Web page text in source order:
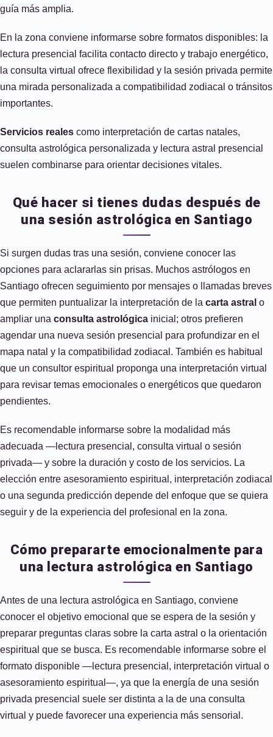
guía más amplia.
En la zona conviene informarse sobre formatos disponibles: la
lectura presencial facilita contacto directo y trabajo energético,
la consulta virtual ofrece flexibilidad y la sesión privada permite
una mirada personalizada a compatibilidad zodiacal o tránsitos
importantes.
Servicios reales como interpretación de cartas natales,
consulta astrológica personalizada y lectura astral presencial
suelen combinarse para orientar decisiones vitales.
Qué hacer si tienes dudas después de
una sesión astrológica en Santiago
Si surgen dudas tras una sesión, conviene conocer las
opciones para aclararlas sin prisas. Muchos astrólogos en
Santiago ofrecen seguimiento por mensajes o llamadas breves
que permiten puntualizar la interpretación de la carta astral o
ampliar una consulta astrológica inicial; otros prefieren
agendar una nueva sesión presencial para profundizar en el
mapa natal y la compatibilidad zodiacal. También es habitual
que un consultor espiritual proponga una interpretación virtual
para revisar temas emocionales o energéticos que quedaron
pendientes.
Es recomendable informarse sobre la modalidad más
adecuada —lectura presencial, consulta virtual o sesión
privada— y sobre la duración y costo de los servicios. La
elección entre asesoramiento espiritual, interpretación zodiacal
o una segunda predicción depende del enfoque que se quiera
seguir y de la experiencia del profesional en la zona.
Cómo prepararte emocionalmente para
una lectura astrológica en Santiago
Antes de una lectura astrológica en Santiago, conviene
conocer el objetivo emocional que se espera de la sesión y
preparar preguntas claras sobre la carta astral o la orientación
espiritual que se busca. Es recomendable informarse sobre el
formato disponible —lectura presencial, interpretación virtual o
asesoramiento espiritual—, ya que la energía de una sesión
privada presencial suele ser distinta a la de una consulta
virtual y puede favorecer una experiencia más sensorial.